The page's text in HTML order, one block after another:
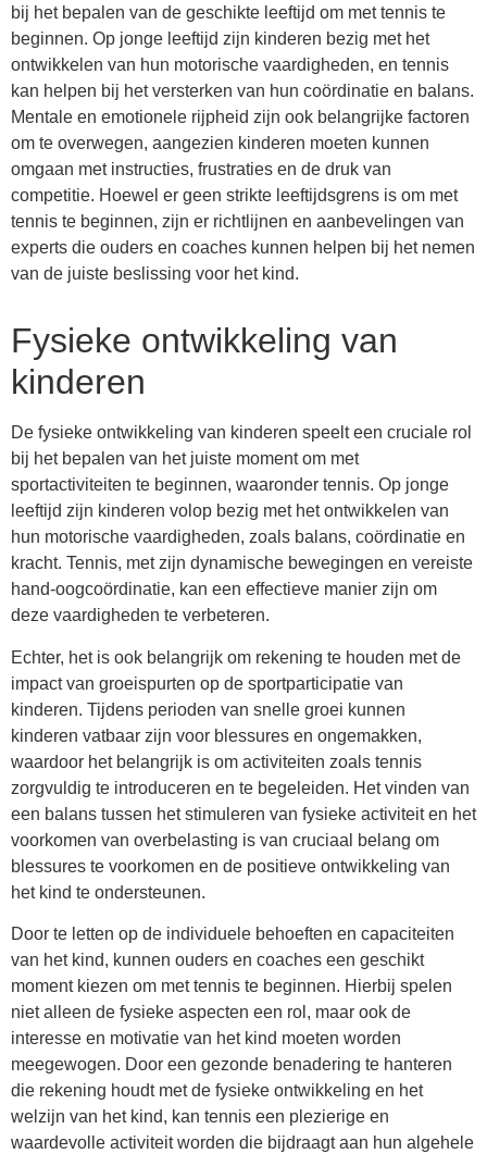
bij het bepalen van de geschikte leeftijd om met tennis te
beginnen. Op jonge leeftijd zijn kinderen bezig met het
ontwikkelen van hun motorische vaardigheden, en tennis
kan helpen bij het versterken van hun coördinatie en balans.
Mentale en emotionele rijpheid zijn ook belangrijke factoren
om te overwegen, aangezien kinderen moeten kunnen
omgaan met instructies, frustraties en de druk van
competitie. Hoewel er geen strikte leeftijdsgrens is om met
tennis te beginnen, zijn er richtlijnen en aanbevelingen van
experts die ouders en coaches kunnen helpen bij het nemen
van de juiste beslissing voor het kind.
Fysieke ontwikkeling van
kinderen
De fysieke ontwikkeling van kinderen speelt een cruciale rol
bij het bepalen van het juiste moment om met
sportactiviteiten te beginnen, waaronder tennis. Op jonge
leeftijd zijn kinderen volop bezig met het ontwikkelen van
hun motorische vaardigheden, zoals balans, coördinatie en
kracht. Tennis, met zijn dynamische bewegingen en vereiste
hand-oogcoördinatie, kan een effectieve manier zijn om
deze vaardigheden te verbeteren.
Echter, het is ook belangrijk om rekening te houden met de
impact van groeispurten op de sportparticipatie van
kinderen. Tijdens perioden van snelle groei kunnen
kinderen vatbaar zijn voor blessures en ongemakken,
waardoor het belangrijk is om activiteiten zoals tennis
zorgvuldig te introduceren en te begeleiden. Het vinden van
een balans tussen het stimuleren van fysieke activiteit en het
voorkomen van overbelasting is van cruciaal belang om
blessures te voorkomen en de positieve ontwikkeling van
het kind te ondersteunen.
Door te letten op de individuele behoeften en capaciteiten
van het kind, kunnen ouders en coaches een geschikt
moment kiezen om met tennis te beginnen. Hierbij spelen
niet alleen de fysieke aspecten een rol, maar ook de
interesse en motivatie van het kind moeten worden
meegewogen. Door een gezonde benadering te hanteren
die rekening houdt met de fysieke ontwikkeling en het
welzijn van het kind, kan tennis een plezierige en
waardevolle activiteit worden die bijdraagt aan hun algehele